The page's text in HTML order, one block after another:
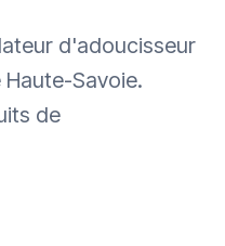
d'adoucisseur
Savoie.
de